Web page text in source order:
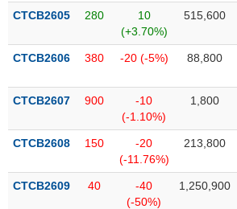
Niêm
mới
yết
sung
niêm
yết
CTCB2605 280
10
(+3.70%)
515,600
CTCB2606 380 -20 (-5%) 88,800
CTCB2607 900
-10
(-1.10%)
1,800
CTCB2608 150
-20
(-11.76%)
213,800
CTCB2609 40
-40
(-50%)
1,250,900
PHIẾU
PHÁI
TRÁI